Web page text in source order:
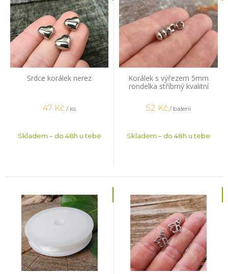
Srdce korálek nerez
47 Kč / ks
Skladem – do 48h u tebe
Korálek s výřezem 5mm
rondelka stříbrný kvalitní
pokov 20 ks
52 Kč / balení
Skladem – do 48h u tebe